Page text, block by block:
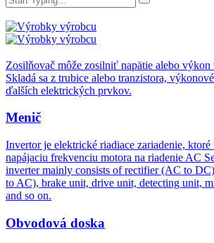
Zosilňovač môže zosilniť napätie alebo výkon
Skladá sa z trubice alebo tranzistora,
ďalších elektrických prvkov.
Menič
Invertor je elektrické riadiace zariadenie,
napájaciu frekvenciu motora na riadenie AC
inverter mainly consists of rectifier (AC to
to AC), brake unit, drive unit, detecting unit,
and so on.
Obvodová doska